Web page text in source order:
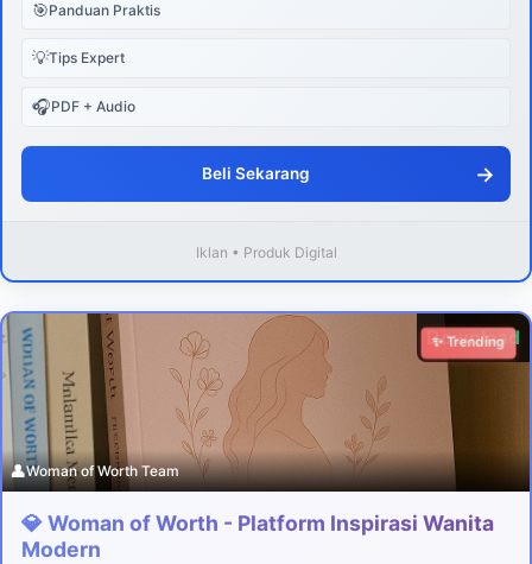
🎯Panduan Praktis
💡Tips Expert
🎧PDF + Audio
Beli Sekarang →
Iklan • Produk Digital
Download
✨ Trending
👤Woman of Worth Team
💎 Woman of Worth - Platform Inspirasi Wanita
Modern